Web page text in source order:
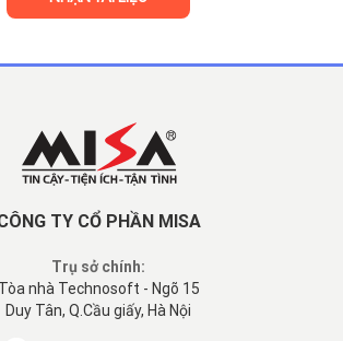
TY CỔ PHẦN MISA
Trụ sở chính:
Tòa nhà Technosoft - Ngõ 15
Duy Tân, Q.Cầu giấy, Hà Nội